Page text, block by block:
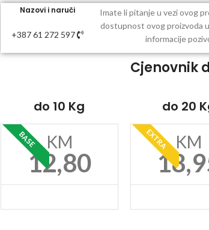
Nazovi i naruči
+387 61 272 597
Imate li pitanje u vezi ovog
dostupnost ovog proizvoda
informacije
Cjenovnik
do 10 Kg
BASE KM
12,80
do 20
EXTRA KM